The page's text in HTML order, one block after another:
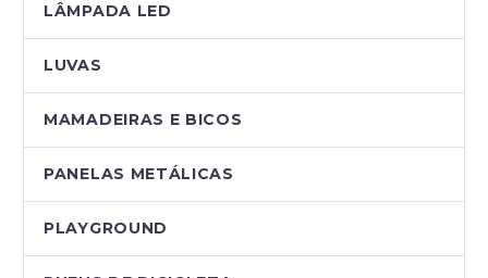
LÂMPADA LED
LUVAS
MAMADEIRAS E BICOS
PANELAS METÁLICAS
PLAYGROUND